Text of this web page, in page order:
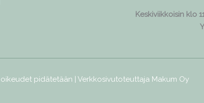
Keskiviikkoisin klo
oikeudet pidätetään | Verkkosivutoteuttaja Makum Oy